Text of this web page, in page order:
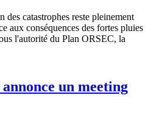
catastrophes reste pleinement
aux conséquences des fortes pluies
l'autorité du Plan ORSEC, la
un meeting